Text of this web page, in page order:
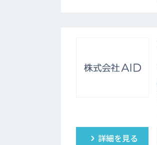
詳細を見る